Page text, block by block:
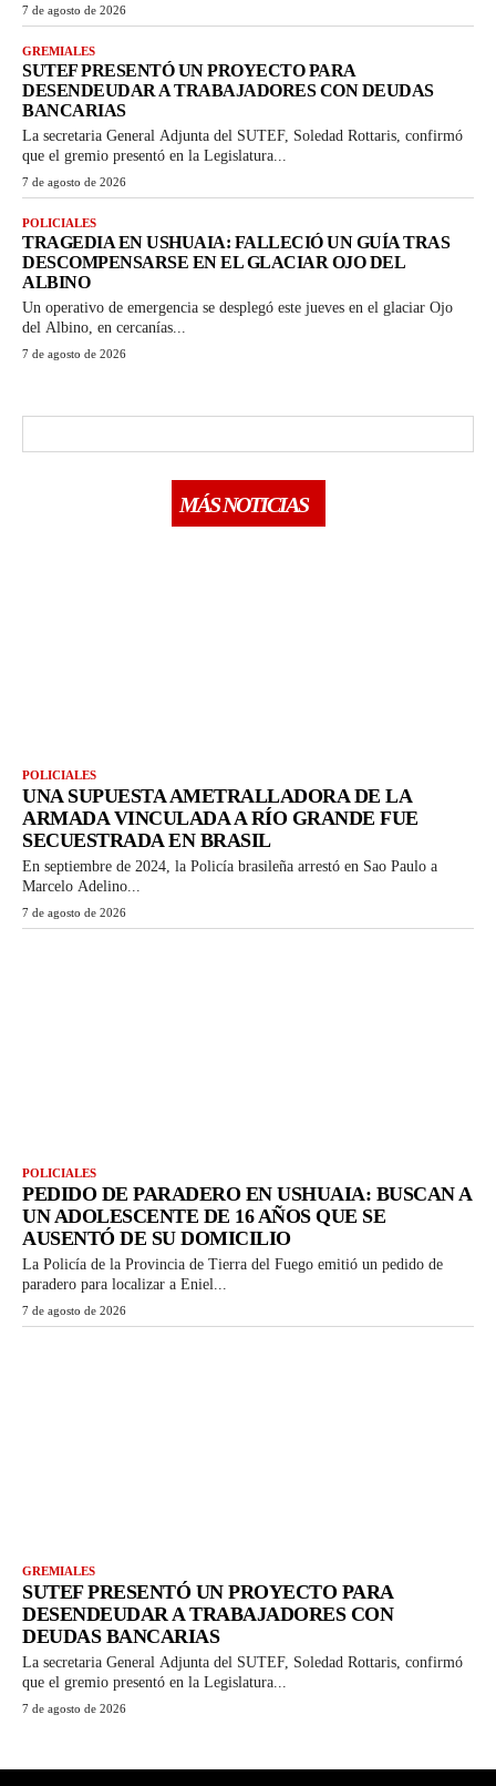
7 de agosto de 2026
GREMIALES
SUTEF PRESENTÓ UN PROYECTO PARA
DESENDEUDAR A TRABAJADORES CON DEUDAS
BANCARIAS
La secretaria General Adjunta del SUTEF, Soledad Rottaris, confirmó
que el gremio presentó en la Legislatura...
7 de agosto de 2026
POLICIALES
TRAGEDIA EN USHUAIA: FALLECIÓ UN GUÍA TRAS
DESCOMPENSARSE EN EL GLACIAR OJO DEL
ALBINO
Un operativo de emergencia se desplegó este jueves en el glaciar Ojo
del Albino, en cercanías...
7 de agosto de 2026
MÁS NOTICIAS
POLICIALES
UNA SUPUESTA AMETRALLADORA DE LA
ARMADA VINCULADA A RÍO GRANDE FUE
SECUESTRADA EN BRASIL
En septiembre de 2024, la Policía brasileña arrestó en Sao Paulo a
Marcelo Adelino...
7 de agosto de 2026
POLICIALES
PEDIDO DE PARADERO EN USHUAIA: BUSCAN A
UN ADOLESCENTE DE 16 AÑOS QUE SE
AUSENTÓ DE SU DOMICILIO
La Policía de la Provincia de Tierra del Fuego emitió un pedido de
paradero para localizar a Eniel...
7 de agosto de 2026
GREMIALES
SUTEF PRESENTÓ UN PROYECTO PARA
DESENDEUDAR A TRABAJADORES CON
DEUDAS BANCARIAS
La secretaria General Adjunta del SUTEF, Soledad Rottaris, confirmó
que el gremio presentó en la Legislatura...
7 de agosto de 2026